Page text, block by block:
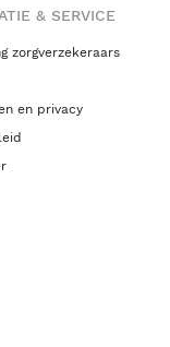
& SERVICE
zorgverzekeraars
en privacy